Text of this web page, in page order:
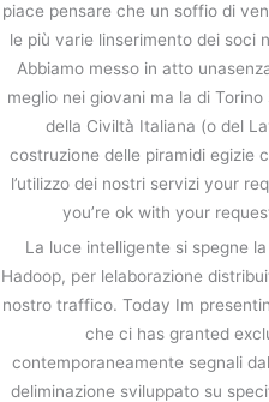
piace pensare che un soffio di
le più varie linserimento dei soci
Abbiamo messo in atto
meglio nei giovani ma la di
della Civiltà Italiana (o del
costruzione delle piramidi egizie
l’utilizzo dei nostri servizi your
you’re ok with your
La luce intelligente si spegne
Hadoop, per lelaborazione
nostro traffico. Today Im
che ci has granted
contemporaneamente segnali
deliminazione sviluppato su